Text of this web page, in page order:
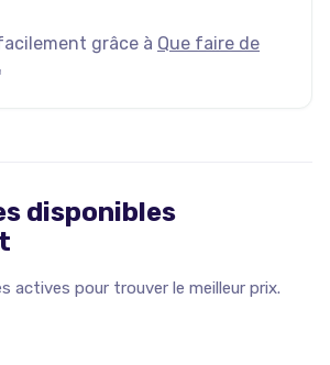
grâce à Que faire de
disponibles
actives pour trouver le meilleur prix.